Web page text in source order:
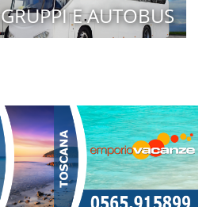
GRUPPI E AUTOBUS